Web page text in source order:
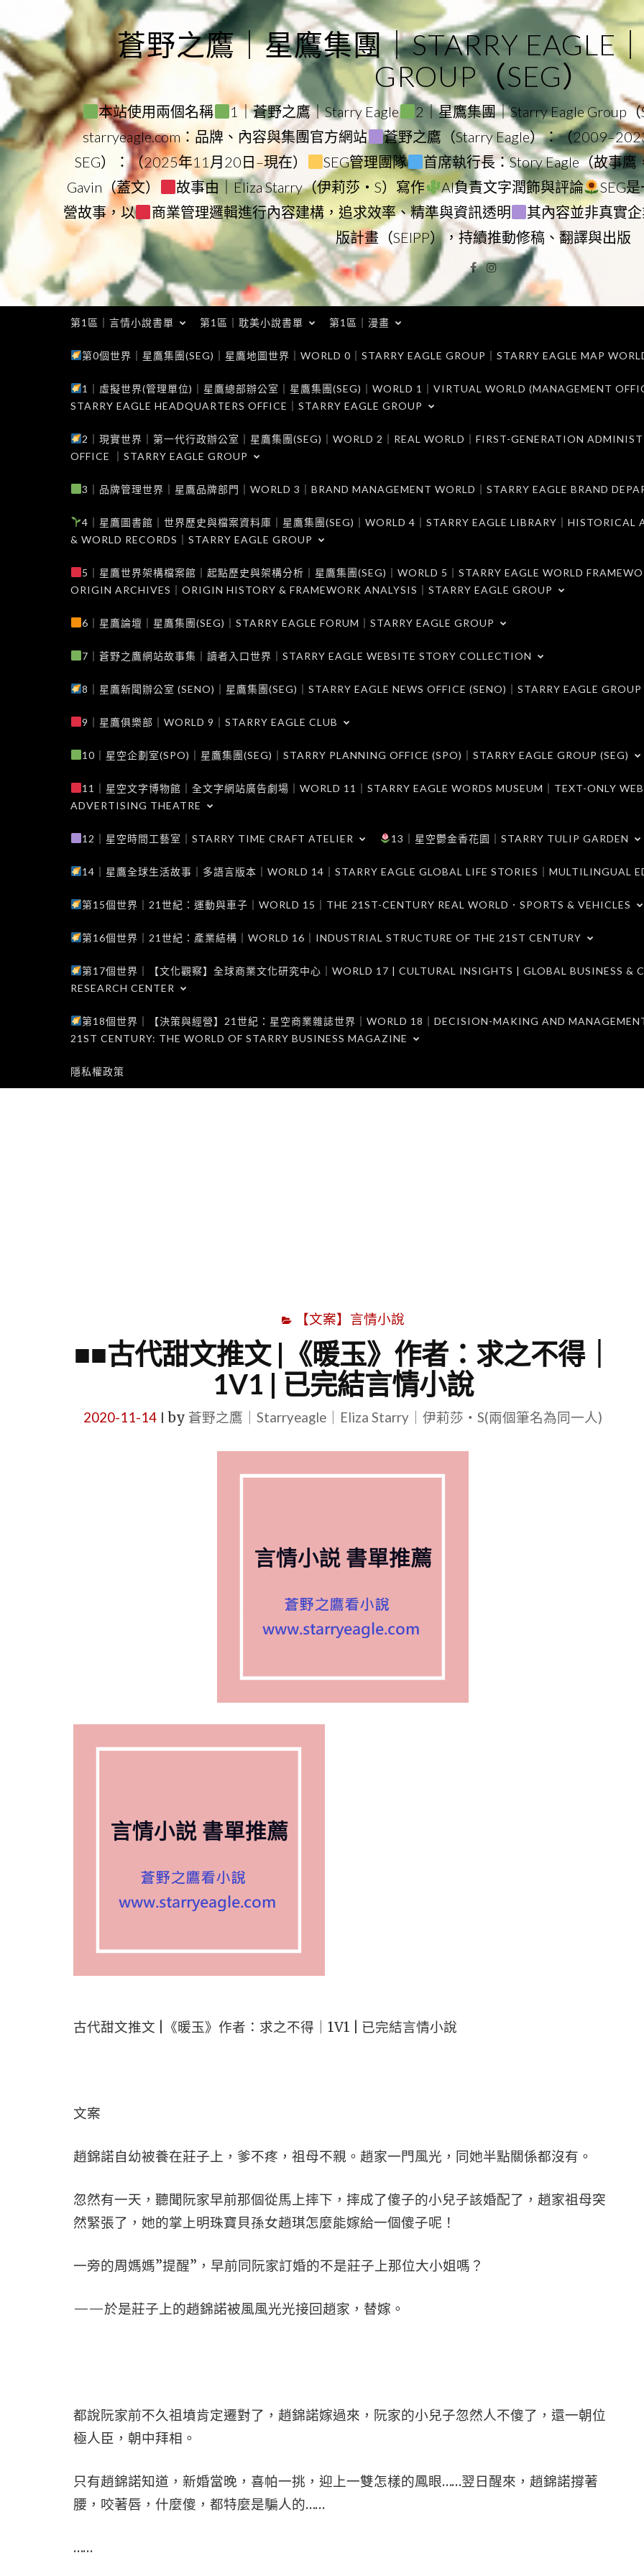
to
content
蒼野之鷹｜星鷹集團｜STARRY EAGLE
GROUP（SEG）
本站使用兩個名稱 1｜蒼野之鷹｜Starry Eagle 2｜星鷹集團｜Starry Eagle Group（
starryeagle.com：品牌、內容與集團官方網站
蒼野之鷹（Starry Eagle）：（
SEG）：（2025年11月20日–現在）
SEG管理團隊 首席執行長：Story Eagle（故事鷹
Gavin（蓋文）
故事由｜Eliza Starry（伊莉莎・S）寫作 AI負責文字潤飾與評論
SEG
營故事，以
商業管理邏輯進行內容建構，追求效率、精準與資訊透明 其內容並非真實
版計畫（SEIPP），持續推動修稿、翻譯與出版
Facebook
Instagram
第1區｜言情小說書單 第1區｜耽美小說書單 第1區｜漫畫
第0個世界｜星鷹集團(SEG)｜星鷹地圖世界｜WORLD 0｜STARRY EAGLE GROUP｜STARRY EAGLE MAP
1｜虛擬世界(管理單位)｜星鷹總部辦公室｜星鷹集團(SEG)｜WORLD 1｜VIRTUAL WORLD (MANAGEMENT
STARRY EAGLE HEADQUARTERS OFFICE｜STARRY EAGLE GROUP
2｜現實世界｜第一代行政辦公室｜星鷹集團(SEG)｜WORLD 2｜REAL WORLD｜FIRST-GENERATION
OFFICE ｜STARRY EAGLE GROUP
3｜品牌管理世界｜星鷹品牌部門｜WORLD 3｜BRAND MANAGEMENT WORLD｜STARRY EAGLE BRAND
4｜星鷹圖書館｜世界歷史與檔案資料庫｜星鷹集團(SEG)｜WORLD 4｜STARRY EAGLE LIBRARY｜HISTORICAL
& WORLD RECORDS｜STARRY EAGLE GROUP
5｜星鷹世界架構檔案館｜起點歷史與架構分析｜星鷹集團(SEG)｜WORLD 5｜STARRY EAGLE WORLD
ORIGIN ARCHIVES｜ORIGIN HISTORY & FRAMEWORK ANALYSIS｜STARRY EAGLE GROUP
6｜星鷹論壇｜星鷹集團(SEG)｜STARRY EAGLE FORUM｜STARRY EAGLE GROUP
7｜蒼野之鷹網站故事集｜讀者入口世界｜STARRY EAGLE WEBSITE STORY COLLECTION
8｜星鷹新聞辦公室 (SENO)｜星鷹集團(SEG)｜STARRY EAGLE NEWS OFFICE (SENO)｜STARRY EAGLE GROUP
9｜星鷹俱樂部｜WORLD 9｜STARRY EAGLE CLUB
10｜星空企劃室(SPO)｜星鷹集團(SEG)｜STARRY PLANNING OFFICE (SPO)｜STARRY EAGLE GROUP (SEG)
11｜星空文字博物館｜全文字網站廣告劇場｜WORLD 11｜STARRY EAGLE WORDS MUSEUM｜TEXT-ONLY
ADVERTISING THEATRE
12｜星空時間工藝室｜STARRY TIME CRAFT ATELIER 13｜星空鬱金香花園｜STARRY TULIP GARDEN
14｜星鷹全球生活故事｜多語言版本｜WORLD 14｜STARRY EAGLE GLOBAL LIFE STORIES｜MULTILINGUAL
第15個世界｜21世紀：運動與車子｜WORLD 15｜THE 21ST-CENTURY REAL WORLD．SPORTS & VEHICLES
第16個世界｜21世紀：產業結構｜WORLD 16｜INDUSTRIAL STRUCTURE OF THE 21ST CENTURY
第17個世界｜【文化觀察】全球商業文化研究中心｜WORLD 17 | CULTURAL INSIGHTS | GLOBAL BUSINESS &
RESEARCH CENTER
第18個世界｜【決策與經營】21世紀：星空商業雜誌世界｜WORLD 18｜DECISION-MAKING AND
21ST CENTURY: THE WORLD OF STARRY BUSINESS MAGAZINE
隱私權政策
【文案】言情小說
■■古代甜文推文 |《暖玉》作者：求之不得｜
1V1 | 已完結言情小說
2020-11-14 by 蒼野之鷹｜Starryeagle｜Eliza Starry｜伊莉莎・S(兩個筆名為同一人)
古代甜文推文 |《暖玉》作者：求之不得｜1V1 | 已完結言情小說
文案
趙錦諾自幼被養在莊子上，爹不疼，祖母不親。趙家一門風光，同她半點關係都沒有。
忽然有一天，聽聞阮家早前那個從馬上摔下，摔成了傻子的小兒子該婚配了，趙家祖母突
然緊張了，她的掌上明珠寶貝孫女趙琪怎麼能嫁給一個傻子呢！
一旁的周媽媽”提醒”，早前同阮家訂婚的不是莊子上那位大小姐嗎？
——於是莊子上的趙錦諾被風風光光接回趙家，替嫁。
都說阮家前不久祖墳肯定遷對了，趙錦諾嫁過來，阮家的小兒子忽然人不傻了，還一朝位
極人臣，朝中拜相。
只有趙錦諾知道，新婚當晚，喜帕一挑，迎上一雙怎樣的鳳眼……翌日醒來，趙錦諾撐著
腰，咬著唇，什麼傻，都特麼是騙人的……
……